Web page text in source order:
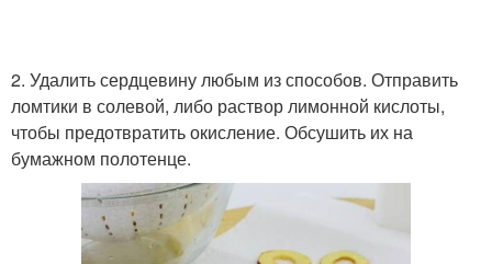
2. Удалить сердцевину любым из способов. Отправить
ломтики в солевой, либо раствор лимонной кислоты,
чтобы предотвратить окисление. Обсушить их на
бумажном полотенце.